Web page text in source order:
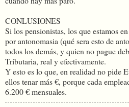
CONLUSIONES
Si los pensionistas, los que estamos
por antonomasia (qué sera esto de
todos los demás, y quien no pague
Tributaria, real y efectivamente.
Y esto es lo que, en realidad no pide
ellos tenar más €, porque cada
6.200 € mensuales.